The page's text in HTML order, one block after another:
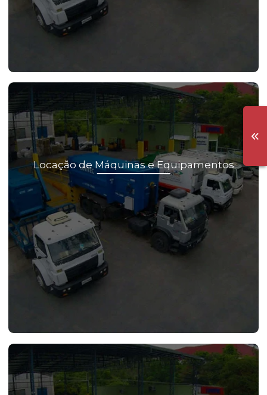
Locação de Máquinas e Equipamentos